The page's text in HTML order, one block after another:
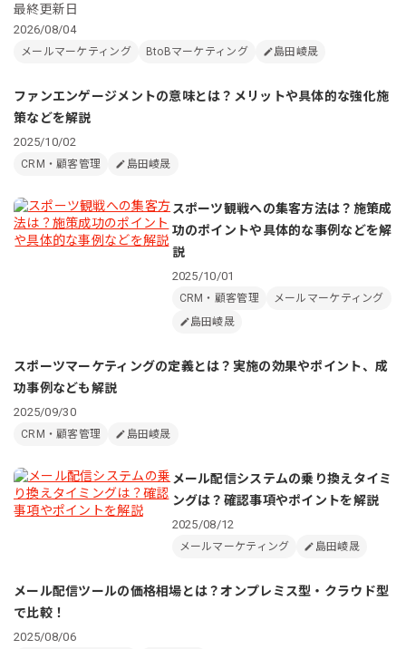
最終更新日
2026/08/04
メールマーケティング BtoBマーケティング 島田崚晟
ファンエンゲージメントの意味とは？メリットや具体的な強化施
策などを解説
2025/10/02
CRM・顧客管理 島田崚晟
スポーツ観戦への集客方法は？施策成
功のポイントや具体的な事例などを解
説
2025/10/01
CRM・顧客管理
メールマーケティング
島田崚晟
スポーツマーケティングの定義とは？実施の効果やポイント、成
功事例なども解説
2025/09/30
CRM・顧客管理 島田崚晟
メール配信システムの乗り換えタイミ
ングは？確認事項やポイントを解説
2025/08/12
メールマーケティング 島田崚晟
メール配信ツールの価格相場とは？オンプレミス型・クラウド型
で比較！
2025/08/06